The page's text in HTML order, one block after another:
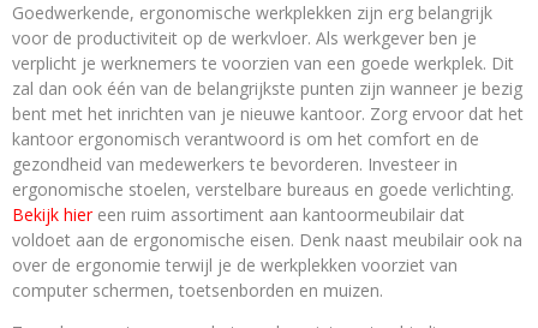
Goedwerkende, ergonomische werkplekken zijn erg belangrijk
voor de productiviteit op de werkvloer. Als werkgever ben je
verplicht je werknemers te voorzien van een goede werkplek. Dit
zal dan ook één van de belangrijkste punten zijn wanneer je bezig
bent met het inrichten van je nieuwe kantoor. Zorg ervoor dat het
kantoor ergonomisch verantwoord is om het comfort en de
gezondheid van medewerkers te bevorderen. Investeer in
ergonomische stoelen, verstelbare bureaus en goede verlichting.
Bekijk hiereen ruim assortiment aan kantoormeubilair dat
voldoet aan de ergonomische eisen. Denk naast meubilair ook na
over de ergonomie terwijl je de werkplekken voorziet van
computer schermen, toetsenborden en muizen.